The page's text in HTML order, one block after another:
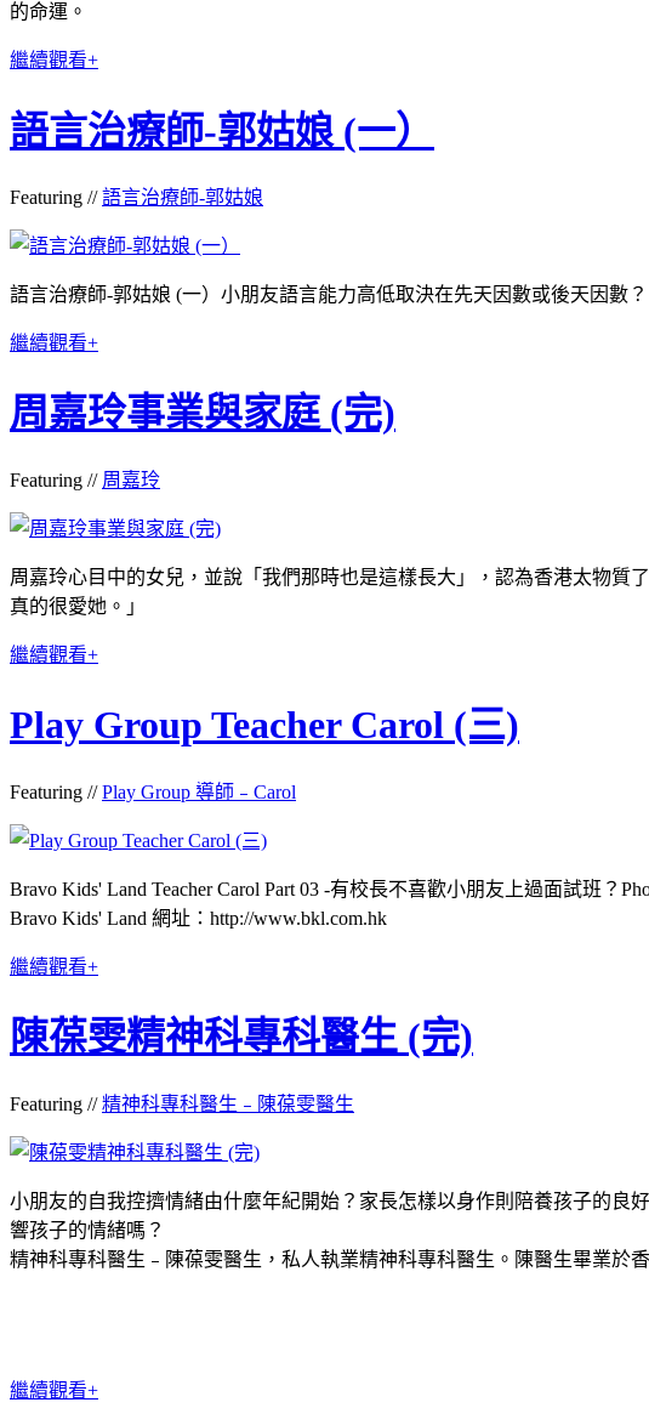
的命運。
繼續觀看+
語言治療師-郭姑娘 (一）
Featuring //語言治療師-郭姑娘
語言治療師-郭姑娘 (一）小朋友語言能力高低取決在先天因數或後天因數？
繼續觀看+
周嘉玲事業與家庭 (完)
Featuring // 周嘉玲
周嘉玲心目中的女兒，並說「我們那時也是這樣長大」，認為香港太物
真的很愛她。」
繼續觀看+
Play Group Teacher Carol (三)
Featuring //Play Group 導師﹣Carol
Bravo Kids' Land Teacher Carol Part 03 -有校長不喜歡小朋友上過面試班？
Bravo Kids' Land 網址：http://www.bkl.com.hk
繼續觀看+
陳葆雯精神科專科醫生 (完)
Featuring //精神科專科醫生﹣陳葆雯醫生
小朋友的自我控擠情緒由什麼年紀開始？家長怎樣以身作則陪養孩子的
響孩子的情緒嗎？
精神科專科醫生﹣陳葆雯醫生，私人執業精神科專科醫生。陳醫生畢業於
繼續觀看+